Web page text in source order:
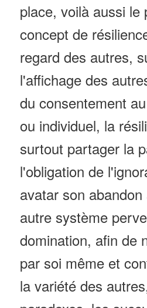
place, voilà aussi le
concept de
regard des autres,
l'affichage des
du consentement
ou individuel, la
surtout partager la
l'obligation de
avatar son
autre système
domination, afin de
par soi même et
la variété des